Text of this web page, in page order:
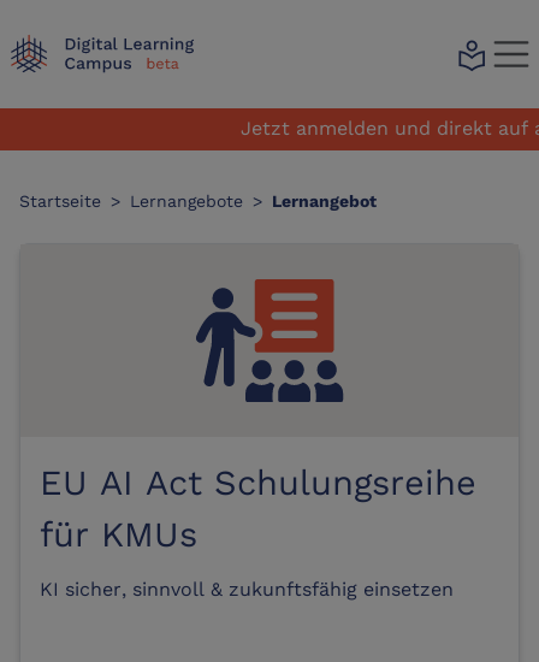
local_library
Jetzt anmelden und direkt auf
Startseite > Lernangebote > Lernangebot
EU AI Act Schulungsreihe
für KMUs
KI sicher, sinnvoll & zukunftsfähig einsetzen